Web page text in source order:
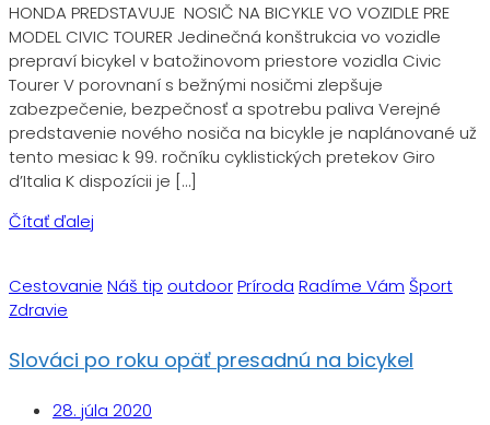
HONDA PREDSTAVUJE NOSIČ NA BICYKLE VO VOZIDLE PRE
MODEL CIVIC TOURER Jedinečná konštrukcia vo vozidle
prepraví bicykel v batožinovom priestore vozidla Civic
Tourer V porovnaní s bežnými nosičmi zlepšuje
zabezpečenie, bezpečnosť a spotrebu paliva Verejné
predstavenie nového nosiča na bicykle je naplánované už
tento mesiac k 99. ročníku cyklistických pretekov Giro
d’Italia K dispozícii je […]
Čítať ďalej
Cestovanie Náš tip outdoorPríroda Radíme Vám Šport
Zdravie
Slováci po roku opäť presadnú na bicykel
28. júla 2020